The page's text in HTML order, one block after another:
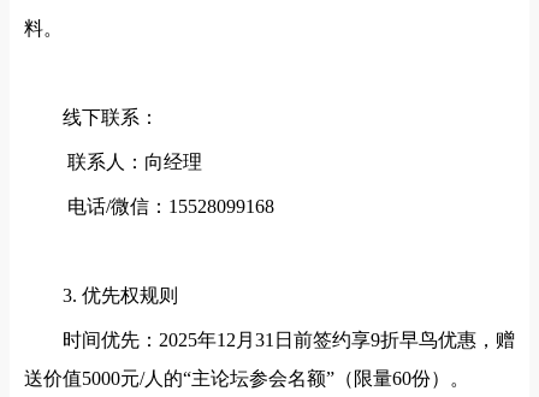
料。
线下联系：
联系人：向经理
电话/微信：15528099168
3. 优先权规则
时间优先： 2025年12月31日前签约享9折早鸟优惠，赠
送价值5000元/人的“主论坛参会名额”（限量60份）。